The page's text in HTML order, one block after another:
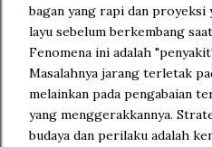
bagan yang rapi dan
layu sebelum berkembang
Fenomena ini adalah
Masalahnya jarang terletak
melainkan pada pengabaian
yang menggerakkannya.
budaya dan perilaku adalah